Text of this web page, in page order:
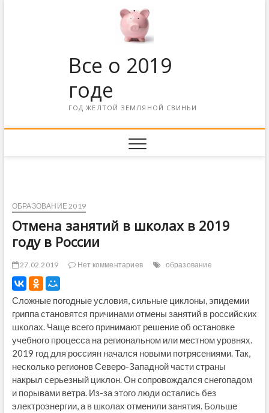
Все о 2019
годе
ГОД ЖЕЛТОЙ ЗЕМЛЯНОЙ СВИНЬИ
ОБРАЗОВАНИЕ 2019
Отмена занятий в школах в 2019
году в России
27.02.2019 Нет комментариев образование
Сложные погодные условия, сильные циклоны, эпидемии
гриппа становятся причинами отмены занятий в российских
школах. Чаще всего принимают решение об остановке
учебного процесса на региональном или местном уровнях.
2019 год для россиян начался новыми потрясениями. Так,
несколько регионов Северо-Западной части страны
накрыл серьезный циклон. Он сопровождался снегопадом
и порывами ветра. Из-за этого люди остались без
электроэнергии, а в школах отменили занятия. Больше